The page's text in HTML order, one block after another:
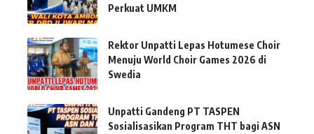
Perkuat UMKM
Rektor Unpatti Lepas Hotumese Choir
Menuju World Choir Games 2026 di
Swedia
Unpatti Gandeng PT TASPEN
Sosialisasikan Program THT bagi ASN